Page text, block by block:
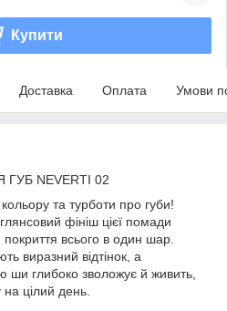
Купити
Доставка Оплата Умови
ГУБ NEVERTI 02
та турботи про губи!
фініш цієї помади
всього в один шар.
виразний відтінок, а
ши глибоко зволожує й живить,
цілий день.